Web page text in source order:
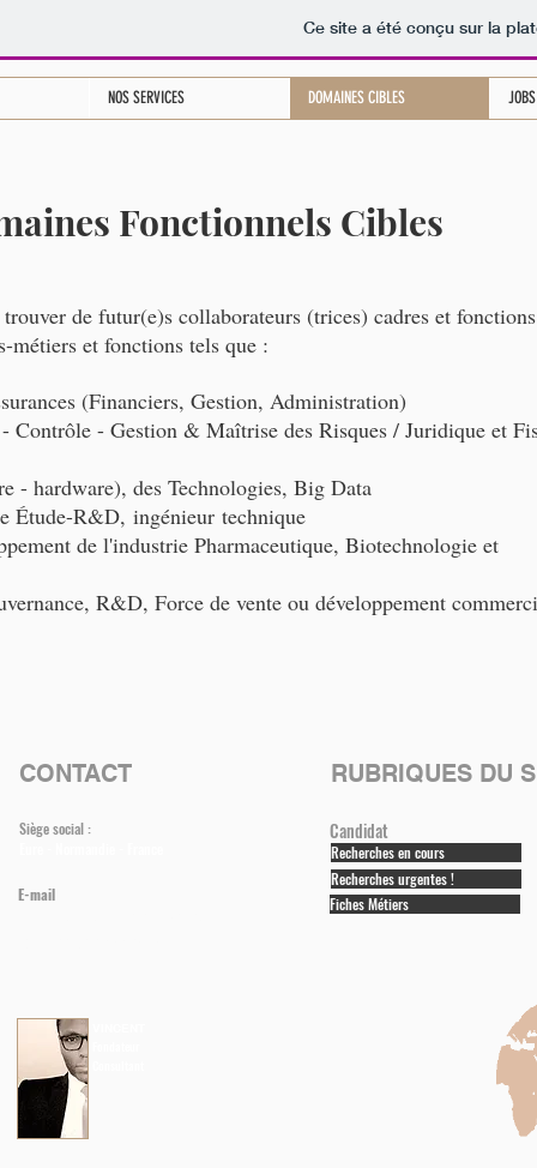
Ce site a été conçu sur la
NOS SERVICES DOMAINES CIBLES JOBS
Fonctionnels Cibles
de futur(e)s collaborateurs (trices) cadres et
métiers et fonctions tels que :
(Financiers, Gestion, Administration)
- Gestion & Maîtrise des Risques / Juridique et
- hardware), des Technologies, Big Data
Étude-R&D, ingénieur technique
de l'industrie Pharmaceutique, Biotechnologie et
R&D, Force de vente ou développement
CONTACT
Siège social :
E-mail
RUBRIQUES DU
Candidat
Recherches en cours
Recherches urgentes !
Fiches Métiers